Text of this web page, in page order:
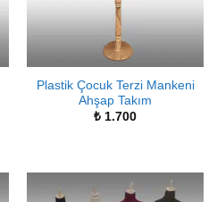
Plastik Çocuk Terzi Mankeni
Ahşap Takım
₺ 1.700